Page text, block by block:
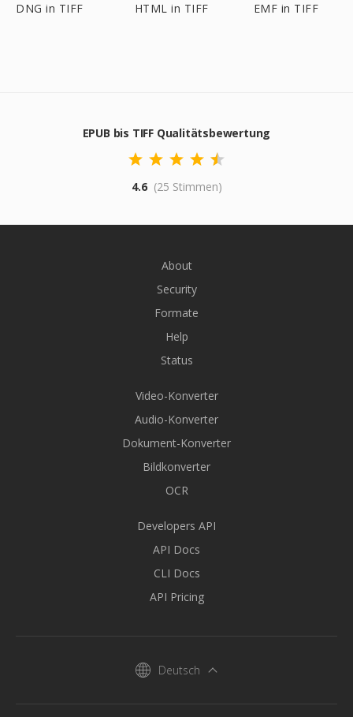
DNG in TIFF HTML in TIFF EMF in TIFF
EPUB bis TIFF Qualitätsbewertung
4.6 (25 Stimmen)
About
Security
Formate
Help
Status
Video-Konverter
Audio-Konverter
Dokument-Konverter
Bildkonverter
OCR
Developers API
API Docs
CLI Docs
API Pricing
Deutsch